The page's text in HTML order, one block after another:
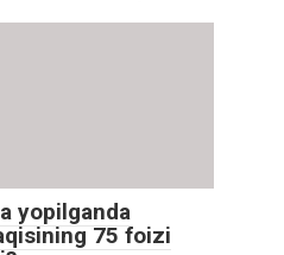
yopilganda
75 foizi